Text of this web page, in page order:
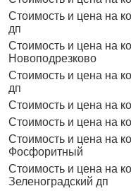
Стоимость и цена на
дп
Стоимость и цена на
Новоподрезково
Стоимость и цена на
дп
Стоимость и цена на
Стоимость и цена на
Стоимость и цена на
Фосфоритный
Стоимость и цена на
Зеленоградский дп